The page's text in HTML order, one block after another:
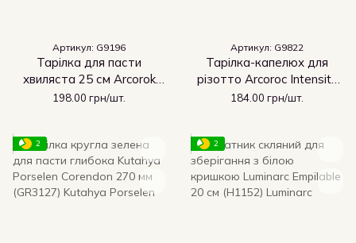
Артикул: G9196
Тарілка для пасти
хвиляста 25 см Arcorok
Zenix Intensity (G9196)
198.00 грн/шт.
Артикул: G9822
Тарілка-капелюх для
різотто Arcoroc Intensity
Zenix 290 мм (G9822)
184.00 грн/шт.
2 2